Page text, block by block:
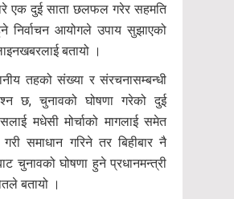
एक दुई साता छलफल गरेर सहमति
निर्वाचन आयोगले उपाय सुझाएको
बतायो ।
तहको संख्या र संरचनासम्बन्धी
छ, चुनावको घोषणा गरेको दुई
मधेसी मोर्चाको मागलाई समेत
समाधान गरिने तर बिहीबार नै
चुनावको घोषणा हुने प्रधानमन्त्री
बतायो ।